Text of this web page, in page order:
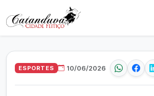
ESPORTES 10/06/2026